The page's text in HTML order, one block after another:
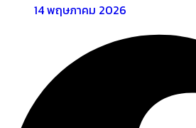
14 พฤษภาคม 2026